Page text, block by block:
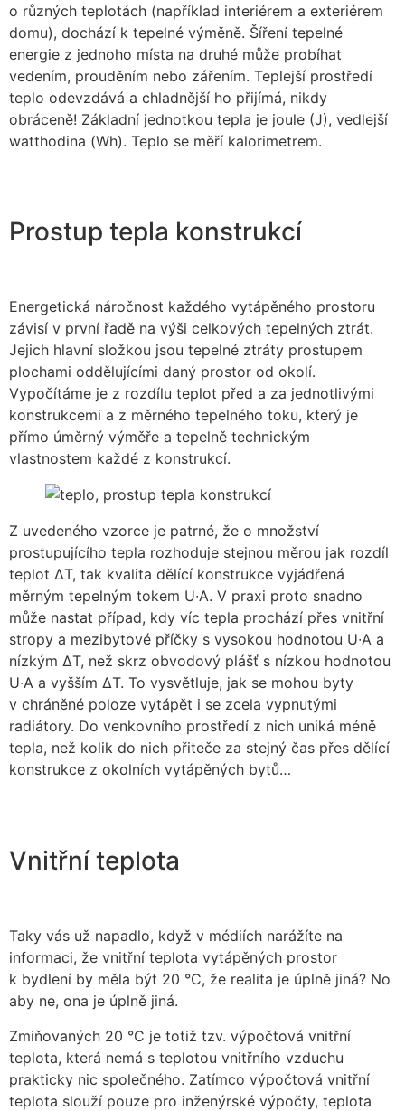
o různých teplotách (například interiérem a exteriérem
domu), dochází k tepelné výměně. Šíření tepelné
energie z jednoho místa na druhé může probíhat
vedením, prouděním nebo zářením. Teplejší prostředí
teplo odevzdává a chladnější ho přijímá, nikdy
obráceně! Základní jednotkou tepla je joule (J), vedlejší
watthodina (Wh). Teplo se měří kalorimetrem.
Prostup tepla konstrukcí
Energetická náročnost každého vytápěného prostoru
závisí v první řadě na výši celkových tepelných ztrát.
Jejich hlavní složkou jsou tepelné ztráty prostupem
plochami oddělujícími daný prostor od okolí.
Vypočítáme je z rozdílu teplot před a za jednotlivými
konstrukcemi a z měrného tepelného toku, který je
přímo úměrný výměře a tepelně technickým
vlastnostem každé z konstrukcí.
Z uvedeného vzorce je patrné, že o množství
prostupujícího tepla rozhoduje stejnou měrou jak rozdíl
teplot ΔT, tak kvalita dělící konstrukce vyjádřená
měrným tepelným tokem U∙A. V praxi proto snadno
může nastat případ, kdy víc tepla prochází přes vnitřní
stropy a mezibytové příčky s vysokou hodnotou U∙A a
nízkým ΔT, než skrz obvodový plášť s nízkou hodnotou
U∙A a vyšším ΔT. To vysvětluje, jak se mohou byty
v chráněné poloze vytápět i se zcela vypnutými
radiátory. Do venkovního prostředí z nich uniká méně
tepla, než kolik do nich přiteče za stejný čas přes dělící
konstrukce z okolních vytápěných bytů…
Vnitřní teplota
Taky vás už napadlo, když v médiích narážíte na
informaci, že vnitřní teplota vytápěných prostor
k bydlení by měla být 20 °C, že realita je úplně jiná? No
aby ne, ona je úplně jiná.
Zmiňovaných 20 °C je totiž tzv. výpočtová vnitřní
teplota, která nemá s teplotou vnitřního vzduchu
prakticky nic společného. Zatímco výpočtová vnitřní
teplota slouží pouze pro inženýrské výpočty, teplota